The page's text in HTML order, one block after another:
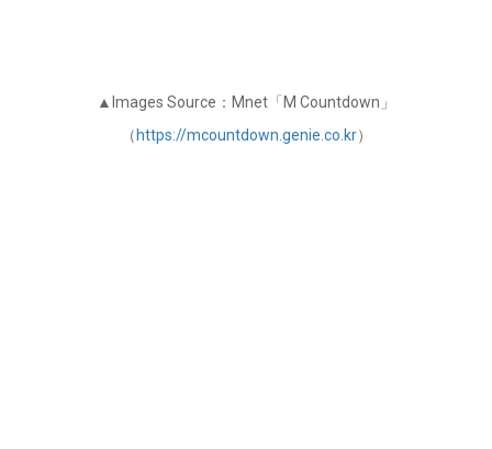
▲Images Source：Mnet「M Countdown」
（ https://mcountdown.genie.co.kr）